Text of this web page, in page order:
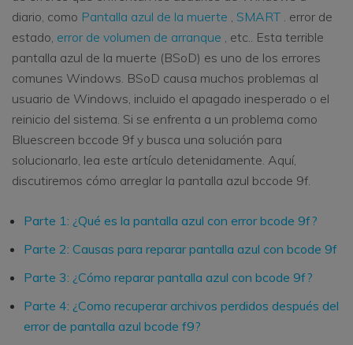
diario, como Pantalla azul de la muerte , SMART . error de
estado, error de volumen de arranque , etc.. Esta terrible
pantalla azul de la muerte (BSoD) es uno de los errores
comunes Windows. BSoD causa muchos problemas al
usuario de Windows, incluido el apagado inesperado o el
reinicio del sistema. Si se enfrenta a un problema como
Bluescreen bccode 9f y busca una solución para
solucionarlo, lea este artículo detenidamente. Aquí,
discutiremos cómo arreglar la pantalla azul bccode 9f.
Parte 1: ¿Qué es la pantalla azul con error bcode 9f?
Parte 2: Causas para reparar pantalla azul con bcode 9f
Parte 3: ¿Cómo reparar pantalla azul con bcode 9f?
Parte 4: ¿Como recuperar archivos perdidos después del
error de pantalla azul bcode f9?